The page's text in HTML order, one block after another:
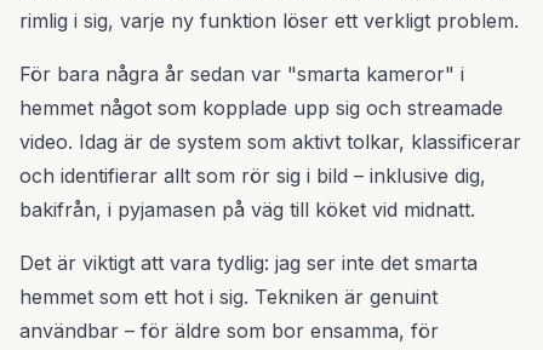
rimlig i sig, varje ny funktion löser ett verkligt problem.
För bara några år sedan var "smarta kameror" i
hemmet något som kopplade upp sig och streamade
video. Idag är de system som aktivt tolkar, klassificerar
och identifierar allt som rör sig i bild – inklusive dig,
bakifrån, i pyjamasen på väg till köket vid midnatt.
Det är viktigt att vara tydlig: jag ser inte det smarta
hemmet som ett hot i sig. Tekniken är genuint
användbar – för äldre som bor ensamma, för